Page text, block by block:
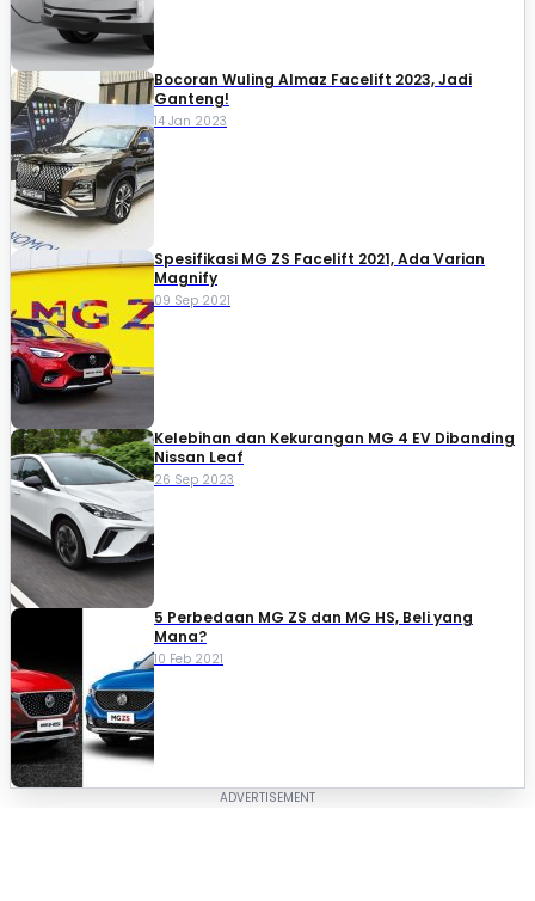
Bocoran Wuling Almaz Facelift 2023, Jadi
Ganteng!
14 Jan 2023
Spesifikasi MG ZS Facelift 2021, Ada Varian
Magnify
09 Sep 2021
Kelebihan dan Kekurangan MG 4 EV Dibanding
Nissan Leaf
26 Sep 2023
5 Perbedaan MG ZS dan MG HS, Beli yang
Mana?
10 Feb 2021